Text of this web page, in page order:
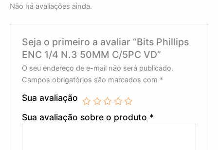
Não há avaliações ainda.
Seja o primeiro a avaliar “Bits Phillips
ENC 1/4 N.3 50MM C/5PC VD”
O seu endereço de e-mail não será publicado.
Campos obrigatórios são marcados com *
Sua avaliação
Sua avaliação sobre o produto *